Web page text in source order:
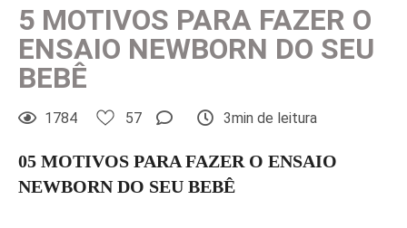
5 MOTIVOS PARA FAZER O
ENSAIO NEWBORN DO SEU
BEBÊ
1784 57 3min de leitura
05 MOTIVOS PARA FAZER O ENSAIO
NEWBORN DO SEU BEBÊ